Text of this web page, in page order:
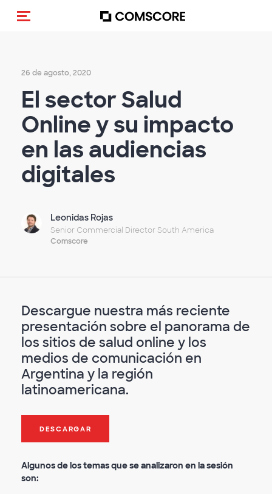
Activar navegación
26 de agosto, 2020
El sector Salud
Online y su impacto
en las audiencias
digitales
Leonidas Rojas
Senior Commercial Director South America
Comscore
Descargue nuestra más reciente
presentación sobre el panorama de
los sitios de salud online y los
medios de comunicación en
Argentina y la región
latinoamericana.
DESCARGAR
Algunos de los temas que se analizaron en la sesión
son: